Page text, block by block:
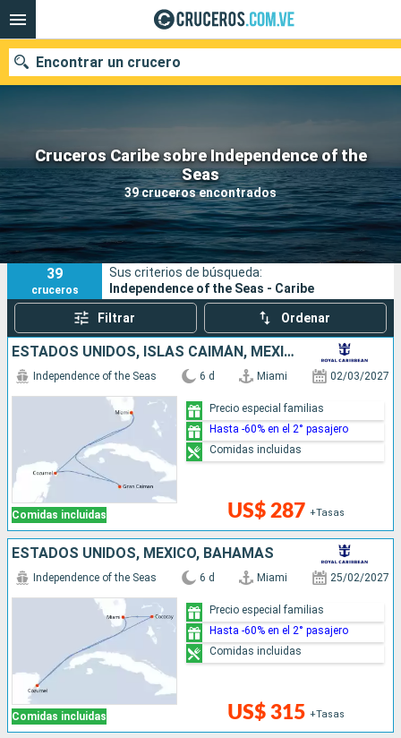
Cruceros Caribe sobre Independence of the
Seas
39 cruceros encontrados
Encontrar un crucero
Nuestros destinos
Fecha de salida
Puertos Compañías
Buscar
39
cruceros
Sus criterios de búsqueda:
Independence of the Seas - Caribe
Filtrar Ordenar
ESTADOS UNIDOS, ISLAS CAIMÁN, MÉXICO
Comidas incluidas
Independence of the Seas 6 d Miami 02/03/2027
US$ 287 +Tasas
Precio especial familias
Hasta -60% en el 2° pasajero
Comidas incluidas
ESTADOS UNIDOS, MÉXICO, BAHAMAS
Comidas incluidas
Independence of the Seas 6 d Miami 25/02/2027
US$ 315 +Tasas
Precio especial familias
Hasta -60% en el 2° pasajero
Comidas incluidas